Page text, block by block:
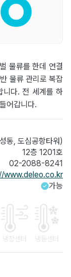
물류를 한데 연결
물류 관리로 복잡
니다. 전 세계를 하
어갑니다.
동, 도심공항타워)
12층 1201호
02-2088-8241
www.deleo.co.kr
가능
냉장센터 냉동센터